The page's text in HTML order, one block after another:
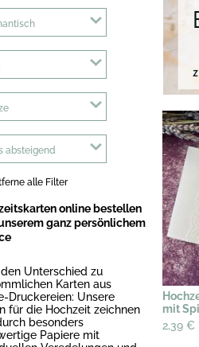
absteigend
alle Filter
online bestellen
ganz persönlichem
Unterschied zu
Karten aus
Druckereien: Unsere
für die Hochzeit zeichnen
besonders
Papiere mit
mit
2,39 €